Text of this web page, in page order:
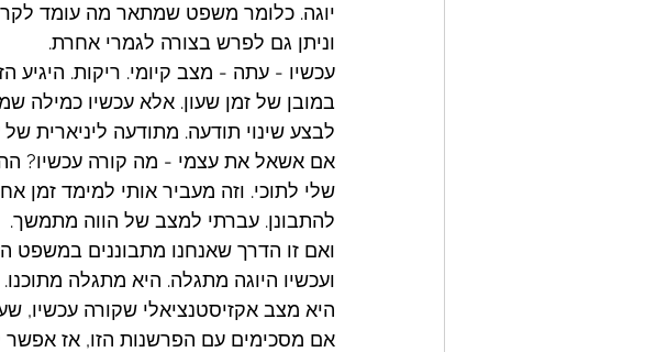
יוגה. כלומר משפט שמתאר מה עומד
וניתן גם לפרש בצורה לגמרי אחרת.
עכשיו - עתה - מצב קיומי. ריקות. היגיע
במובן של זמן שעון. אלא עכשיו כמילה
לבצע שינוי תודעה. מתודעה ליניארית
אם אשאל את עצמי - מה קורה עכשיו?
שלי לתוכי. וזה מעביר אותי למימד זמן
להתבונן. עברתי למצב של הווה מתמשך.
ואם זו הדרך שאנחנו מתבוננים במשפט
ועכשיו היוגה מתגלה. היא מתגלה
היא מצב אקזיסטנציאלי שקורה עכשיו,
אם מסכימים עם הפרשנות הזו, אז אפשר